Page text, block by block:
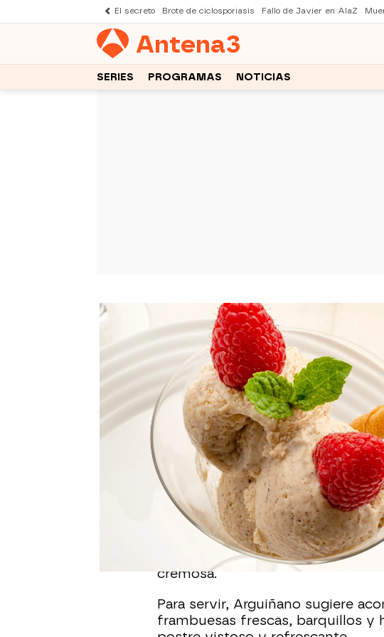
El secreto Brote de ciclosporiasis Fallo de Javier en AlaZ
Antena3
SERIES PROGRAMAS NOTICIAS
COCINA ABIERTA DE KARLOS ARGUIÑANO
Helado casero de avellanas
fácil sin heladera
Karlos Arguiñano comparte una receta sencilla y
Cristina García Chacón
Publicado: 24 de mayo de 2025, 13:46
En el programa Cocina abierta de
presenta un helado de avellanas
necesidad de heladera. La
condensada, licor de avellana y
durante al menos cuatro horas
cremosa.
Para servir, Arguiñano sugiere
frambuesas frescas, barquillos y